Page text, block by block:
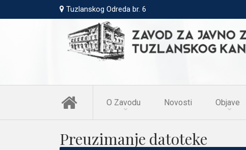
Tuzlanskog Odreda br. 6
O Zavodu Novosti Objave
Preuzimanje datoteke